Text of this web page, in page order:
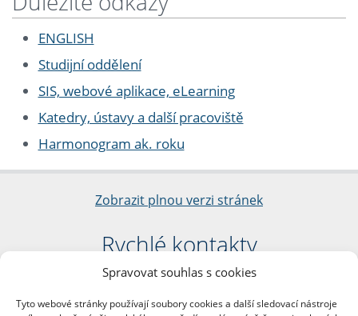
Spravovat souhlas s cookies
Tyto webové stránky používají soubory cookies a další sledovací nástroje
ENGLISH
Studijní oddělení
SIS, webové aplikace, eLearning
Katedry, ústavy a další pracoviště
Harmonogram ak. roku
Zobrazit plnou verzi stránek
Rychlé kontakty
Filozofická fakulta
nám. Jana Palacha 1/2